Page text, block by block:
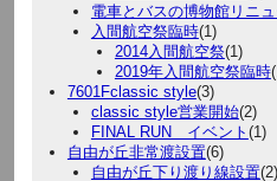
電車とバスの博物館リニ
入間航空祭臨時(1)
2014入間航空祭(1)
2019年入間航空祭臨時
7601Fclassic style(3)
classic style営業開始(2)
FINAL RUN イベント (1)
自由が丘非常渡設置(6)
自由が丘下り渡り線設置(2)